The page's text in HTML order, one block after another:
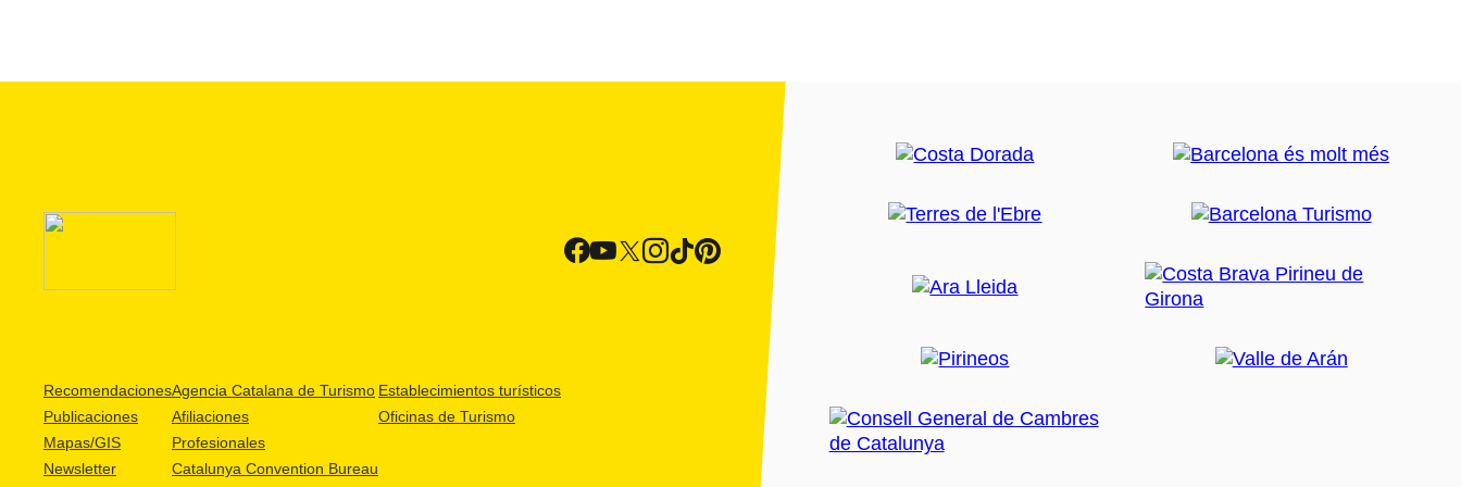
Recomendaciones
Publicaciones
Mapas/GIS
Newsletter
Agencia Catalana de Turismo
Afiliaciones
Profesionales
Catalunya Convention Bureau
Establecimientos turísticos
Oficinas de Turismo